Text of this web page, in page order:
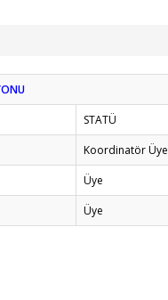
STATÜ
Koordinatör Üye
Üye
Üye